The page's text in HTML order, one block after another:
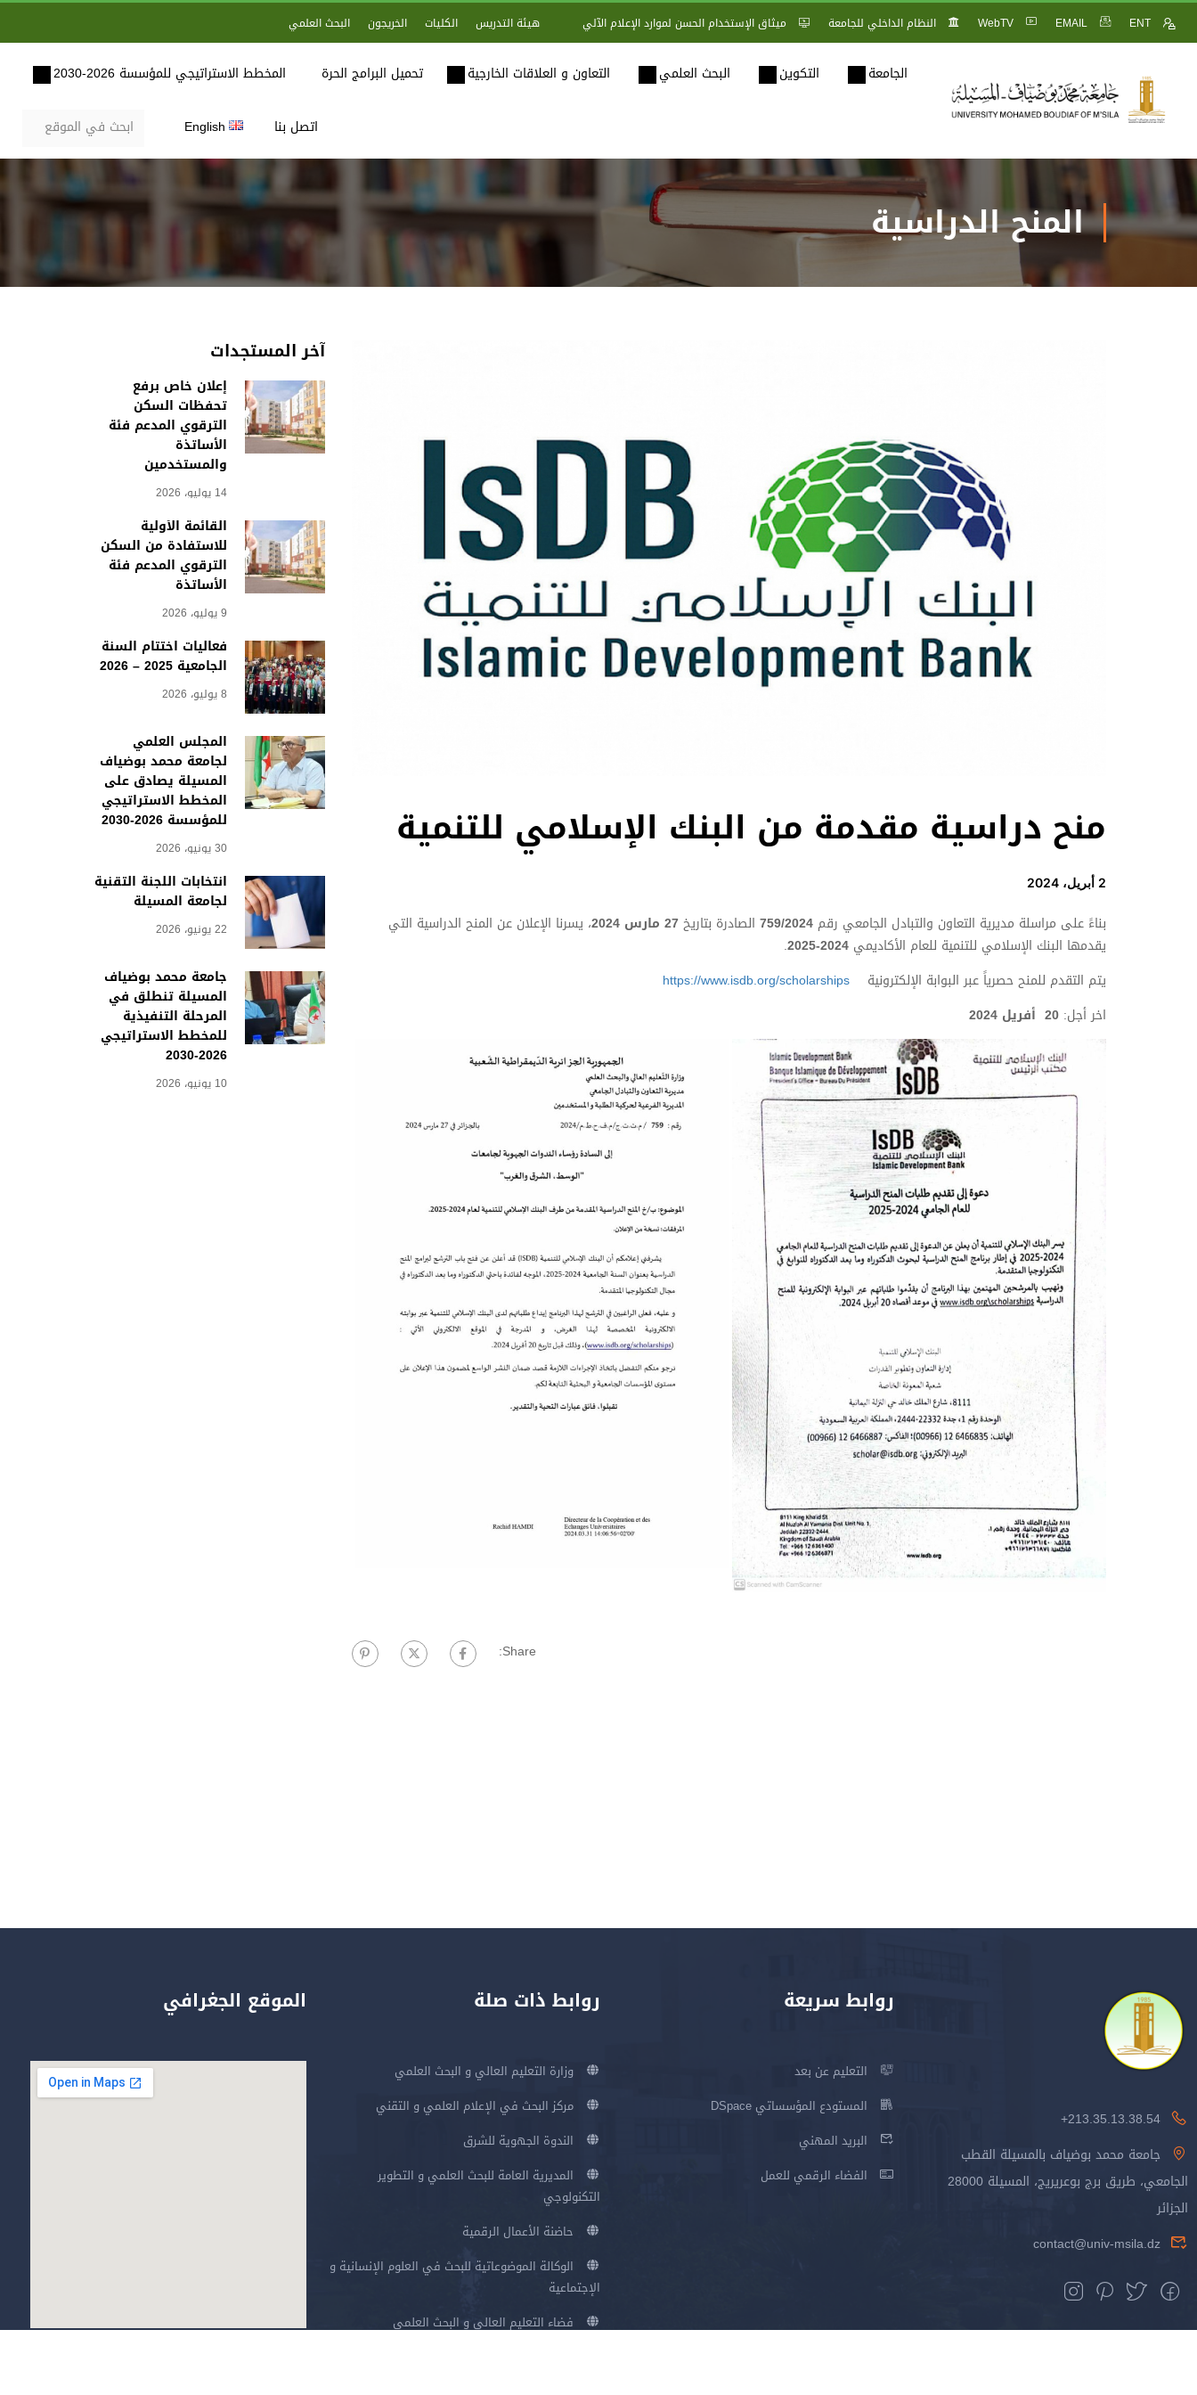
ENT
EMAIL
WebTV النظام الداخلي للجامعة ميثاق الإستخدام الحسن لموارد الإعلام الآلي هيئة التدريس الكليات الخريجون البحث العلمي
الجامعة التكوين البحث العلمي التعاون و العلاقات الخارجية تحميل البرامج الحرة المخطط الاستراتيجي للمؤسسة 2026-2030
اتصل بنا English
المنح الدراسية
منح دراسية مقدمة من البنك الإسلامي للتنمية
2 أبريل، 2024
بناءً على مراسلة مديرية التعاون والتبادل الجامعي رقم 759/2024 الصادرة بتاريخ27 مارس 2024
، يسرنا الإعلان عن المنح الدراسية التي
يقدمها البنك الإسلامي للتنمية للعام الأكاديمي 2024-2025
.
يتم التقدم للمنح حصرياً عبر البوابة الإلكترونية https://www.isdb.org/scholarships
اخر أجل:
2024
Share:
آخر المستجدات
إعلان خاص برفع
تحفظات السكن
الترقوي المدعم فئة
الأساتذة
والمستخدمين
14 يوليو، 2026
القائمة الأولية
للاستفادة من السكن
الترقوي المدعم فئة
الأساتذة
9 يوليو، 2026
فعاليات اختتام السنة
الجامعية 2025 – 2026
8 يوليو، 2026
المجلس العلمي
لجامعة محمد بوضياف
المسيلة يصادق على
المخطط الاستراتيجي
للمؤسسة 2026-2030
30 يونيو، 2026
انتخابات اللجنة التقنية
لجامعة المسيلة
22 يونيو، 2026
جامعة محمد بوضياف
المسيلة تنطلق في
المرحلة التنفيذية
للمخطط الاستراتيجي
2026-2030
10 يونيو، 2026
213.35.13.38.54+
جامعة محمد بوضياف بالمسيلة القطب
الجامعي، طريق برج بوعريريج، المسيلة 28000
الجزائر
contact@univ-msila.dz
روابط سريعة
التعليم عن بعد
المستودع المؤسساتي DSpace
البريد المهني
الفضاء الرقمي للعمل
روابط ذات صلة
وزارة التعليم العالي و البحث العلمي
مركز البحث في الإعلام العلمي و التقني
الندوة الجهوية للشرق
المديرية العامة للبحث العلمي و التطوير
التكنولوجي
حاضنة الأعمال الرقمية
الوكالة الموضوعاتية للبحث في العلوم الإنسانية و
الإجتماعية
فضاء التعليم العالي و البحث العلمي
الموقع الجغرافي